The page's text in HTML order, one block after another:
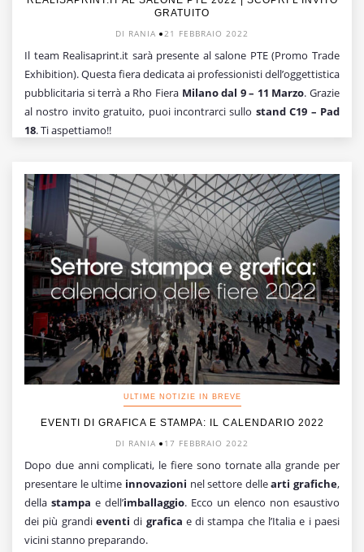
GRATUITO
DI RANIA
21 FEBBRAIO 2022
Il team Realisaprint.it sarà presente al salone PTE (Promo Trade
Exhibition). Questa fiera dedicata ai professionisti dell’oggettistica
pubblicitaria si terrà a Rho Fiera Milano dal 9 – 11 Marzo. Grazie
al nostro invito gratuito, puoi incontrarci sullo stand C19 – Pad
18. Ti aspettiamo!!
ULTIME NOTIZIE IN BREVE
EVENTI DI GRAFICA E STAMPA: IL CALENDARIO 2022
DI RANIA
17 FEBBRAIO 2022
Dopo due anni complicati, le fiere sono tornate alla grande per
presentare le ultime innovazioni nel settore dellearti grafiche,
della stampa e dell’imballaggio. Ecco un elenco non esaustivo
dei più grandi eventidi grafica e di stampa che l’Italia e i paesi
vicini stanno preparando.